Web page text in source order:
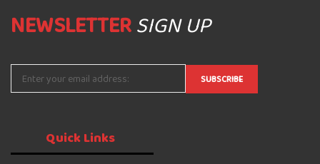
NEWSLETTERSIGN UP
QuickLinks